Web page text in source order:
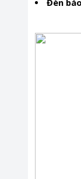
Đèn